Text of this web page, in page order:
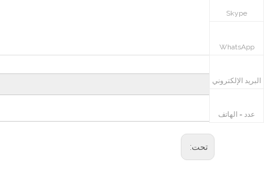
تحت:
Skype
WhatsApp
البريد الإلكتروني
عدد = الهاتف